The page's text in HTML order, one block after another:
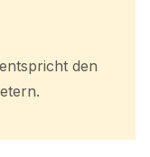
den